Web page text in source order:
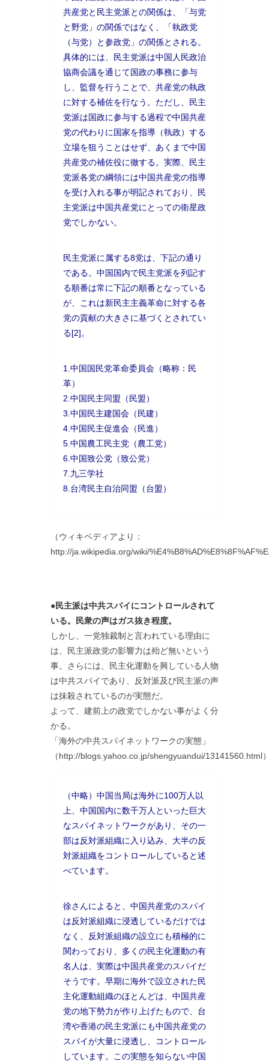
共産党と民主党派との関係は、「与党
と野党」の関係ではなく、「執政党
（与党）と参政党」の関係とされる。
具体的には、民主党派は中国人民政治
協商会議を通じて国政の事務に参与
し、監督を行うことで、共産党の執政
に対する補佐を行なう。ただし、民主
党派は国政に参与する過程で中国共産
党の代わりに国家を指導（執政）する
立場を狙うことはせず、あくまで中国
共産党の補佐役に徹する。実際、民主
党派各党の綱領には中国共産党の指導
を受け入れる事が明記されており、民
主党派は中国共産党にとっての衛星政
党でしかない。
民主党派に属する8党は、下記の通り
である。中国国内で民主党派を列記す
る順番は常に下記の順番となっている
が、これは新民主主義革命に対する各
党の貢献の大きさに基づくとされてい
る[2]。
1.中国国民党革命委員会（略称：民
革）
2.中国民主同盟（民盟）
3.中国民主建国会（民建）
4.中国民主促進会（民進）
5.中国農工民主党（農工党）
6.中国致公党（致公党）
7.九三学社
8.台湾民主自治同盟（台盟）
（ウィキペディアより：
http://ja.wikipedia.org/wiki/
●民主派は中共スパイにコントロールされて
いる。民衆の声はガス抜き程度。
しかし、一党独裁制と言われている理由に
は、民主派政党の影響力は殆ど無いという
事。さらには、民主化運動を興している人物
は中共スパイであり、反対派及び民主派の声
は抹殺されているのが実態だ。
よって、建前上の政党でしかない事がよく分
かる。
「海外の中共スパイネットワークの実態」
（http://blogs.yahoo.co.jp/shengyuandui/13141560.html
（中略）中国当局は海外に100万人以
上、中国国内に数千万人といった巨大
なスパイネットワークがあり、その一
部は反対派組織に入り込み、大半の反
対派組織をコントロールしていると述
べています。
徐さんによると、中国共産党のスパイ
は反対派組織に浸透しているだけでは
なく、反対派組織の設立にも積極的に
関わっており、多くの民主化運動の有
名人は、実際は中国共産党のスパイだ
そうです。早期に海外で設立された民
主化運動組織のほとんどは、中国共産
党の地下勢力が作り上げたもので、台
湾や香港の民主党派にも中国共産党の
スパイが大量に浸透し、コントロール
しています。この実態を知らない中国